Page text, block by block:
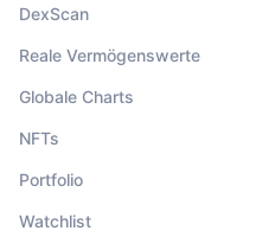
DexScan
Reale Vermögenswerte
Globale Charts
NFTs
Portfolio
Watchlist